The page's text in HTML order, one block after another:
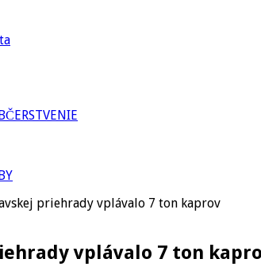
priehrady vplávalo 7 ton kaprov
vplávalo 7 ton